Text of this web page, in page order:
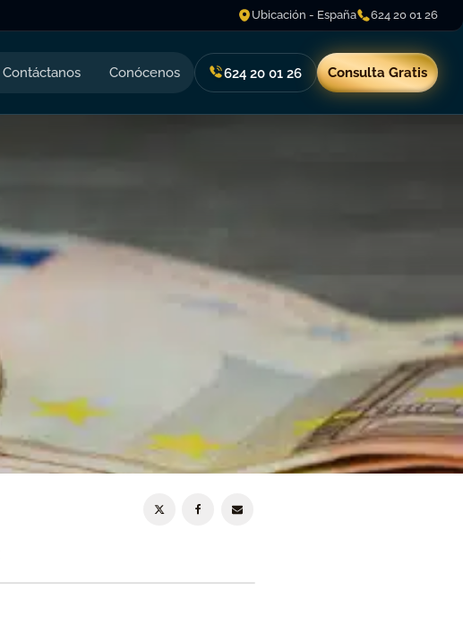
Ubicación - España 624 20 01 26
Contáctanos Conócenos 624 20 01 26 Consulta Gratis